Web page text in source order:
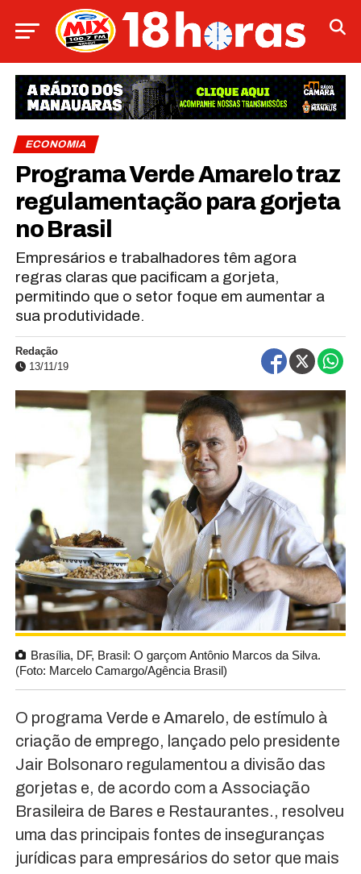
ECONOMIA
Programa Verde Amarelo traz
regulamentação para gorjeta
no Brasil
Empresários e trabalhadores têm agora
regras claras que pacificam a gorjeta,
permitindo que o setor foque em aumentar a
sua produtividade.
Redação
13/11/19
Brasília, DF, Brasil: O garçom Antônio Marcos da Silva.
(Foto: Marcelo Camargo/Agência Brasil)
O programa Verde e Amarelo, de estímulo à
criação de emprego, lançado pelo presidente
Jair Bolsonaro regulamentou a divisão das
gorjetas e, de acordo com a Associação
Brasileira de Bares e Restaurantes., resolveu
uma das principais fontes de inseguranças
jurídicas para empresários do setor que mais